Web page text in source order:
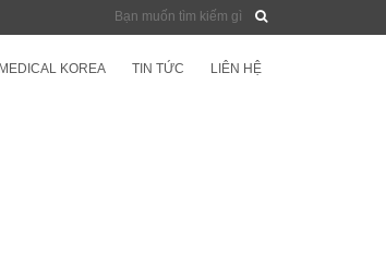
MEDICAL KOREA TIN TỨC LIÊN HỆ